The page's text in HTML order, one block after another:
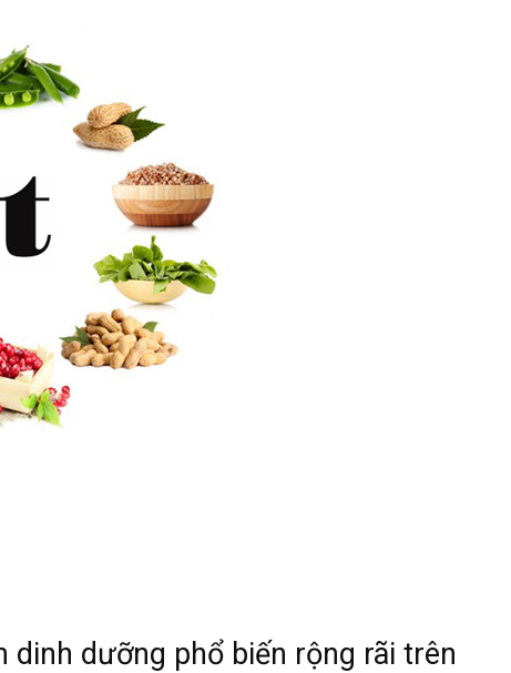
dinh dưỡng phổ biến rộng rãi trên